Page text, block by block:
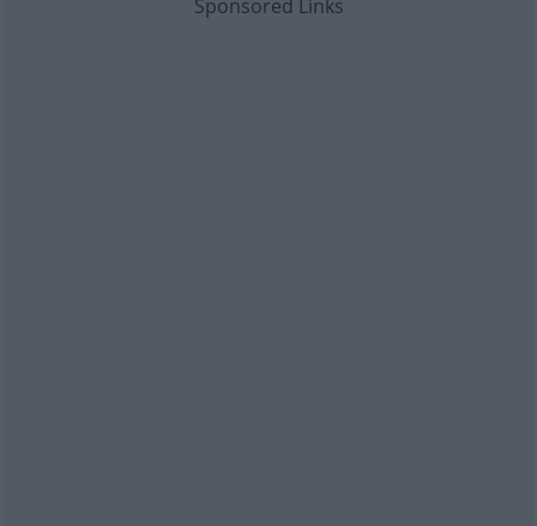
Sponsored Links